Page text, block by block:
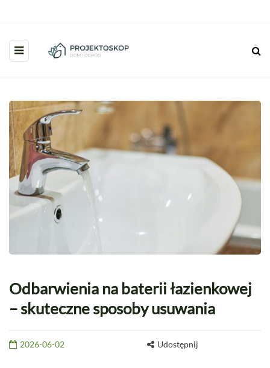
Odbarwienia na baterii łazienkowej
– skuteczne sposoby usuwania
2026-06-02 Udostępnij